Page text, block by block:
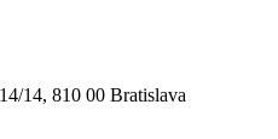
14, 810 00 Bratislava